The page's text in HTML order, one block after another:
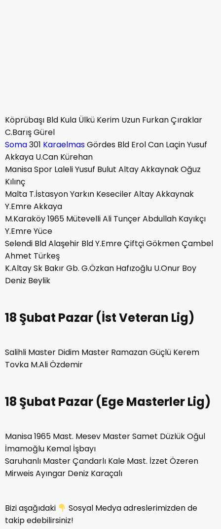
Köprübaşı Bld Kula Ülkü Kerim Uzun Furkan Çıraklar
C.Barış Gürel
Soma301 KaraelmasGördes Bld Erol Can Laçin Yusuf
Akkaya U.Can Kürehan
Manisa Spor Laleli Yusuf Bulut Altay Akkaynak Oğuz
Kılınç
Malta T.İstasyon Yarkın Keseciler Altay Akkaynak
Y.Emre Akkaya
M.Karaköy 1965 Mütevelli Ali Tunçer Abdullah Kayıkçı
Y.Emre Yüce
Selendi Bld Alaşehir Bld Y.Emre Çiftçi Gökmen Çambel
Ahmet Türkeş
K.Altay Sk Bakır Gb. G.Özkan Hafızoğlu U.Onur Boy
Deniz Beylik
18 Şubat Pazar (İst Veteran Lig)
Salihli Master Didim Master Ramazan Güçlü Kerem
Tovka M.Ali Özdemir
18 Şubat Pazar (Ege Masterler Lig)
Manisa 1965 Mast. Mesev Master Samet Düzlük Oğul
İmamoğlu Kemal İşbayı
Saruhanlı Master Çandarlı Kale Mast. İzzet Özeren
Mirweis Ayıngar Deniz Karaçalı
Bizi aşağıdaki
Sosyal Medya adreslerimizden de
takip edebilirsiniz!